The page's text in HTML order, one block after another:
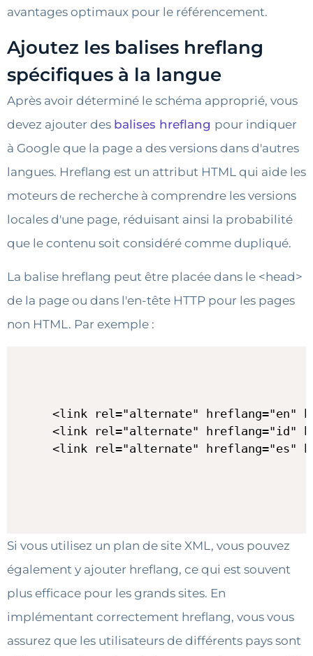
avantages optimaux pour le référencement.
Ajoutez les balises hreflang
spécifiques à la langue
Après avoir déterminé le schéma approprié, vous
devez ajouter des balises hreflang pour indiquer
à Google que la page a des versions dans d'autres
langues. Hreflang est un attribut HTML qui aide les
moteurs de recherche à comprendre les versions
locales d'une page, réduisant ainsi la probabilité
que le contenu soit considéré comme dupliqué.
La balise hreflang peut être placée dans le <head>
de la page ou dans l'en-tête HTTP pour les pages
non HTML. Par exemple :
<link rel="alternate" hreflang="en"
<link rel="alternate" hreflang="id"
Si vous utilisez un plan de site XML, vous pouvez
également y ajouter hreflang, ce qui est souvent
plus efficace pour les grands sites. En
implémentant correctement hreflang, vous vous
assurez que les utilisateurs de différents pays sont